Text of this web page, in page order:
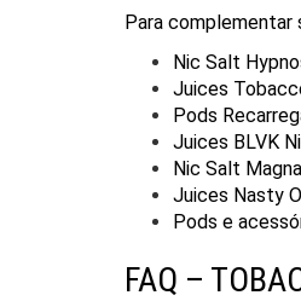
Para complementar
Nic Salt
Juices
Pods
Juices BLVK
Nic Salt Magna
Juices Nasty
Pods e
FAQ –